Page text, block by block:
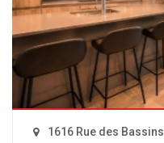
1616 Rue des Bassins